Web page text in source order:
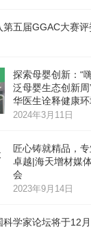
五届GGAC大赛评
探索母婴创新：“
泛母婴生态创新周
华医生诠释健康
2024年3月11日
匠心铸就精品，
卓越|海天增材媒
会
2023年9月14日
科学家论坛将于12